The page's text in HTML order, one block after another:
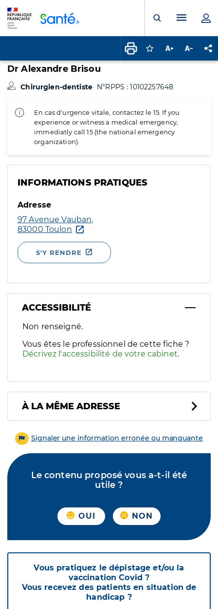
Ouvrir laMenu
Connectez-vous
Augmenter la
Dr Alexandre Brisou
Chirurgien-dentiste N°RPPS : 10102257648
En cas d'urgence vitale, contactez le 15. If you
experience or witness a medical emergency,
immediatly call 15 (the national emergency
organization).
INFORMATIONS PRATIQUES
Adresse
97 Avenue Vauban,
83000 Toulon
S'Y RENDRE
ACCESSIBILITÉ
Filtres
Sélectionnez un ou plusieurs handicaps/besoins
Non renseigné.
Vous êtes le professionnel de cette fiche ?
Décrivez l'accessibilité de votre cabinet.
À LA MÊME ADRESSE
Signaler une information erronée ou manquante
Le contenu proposé vous a-t-il été
utile ?
OUI NON
Vous pratiquez le dépistage et/ou la
vaccination Covid ?
Vous recevez des patients en situation de
handicap ?